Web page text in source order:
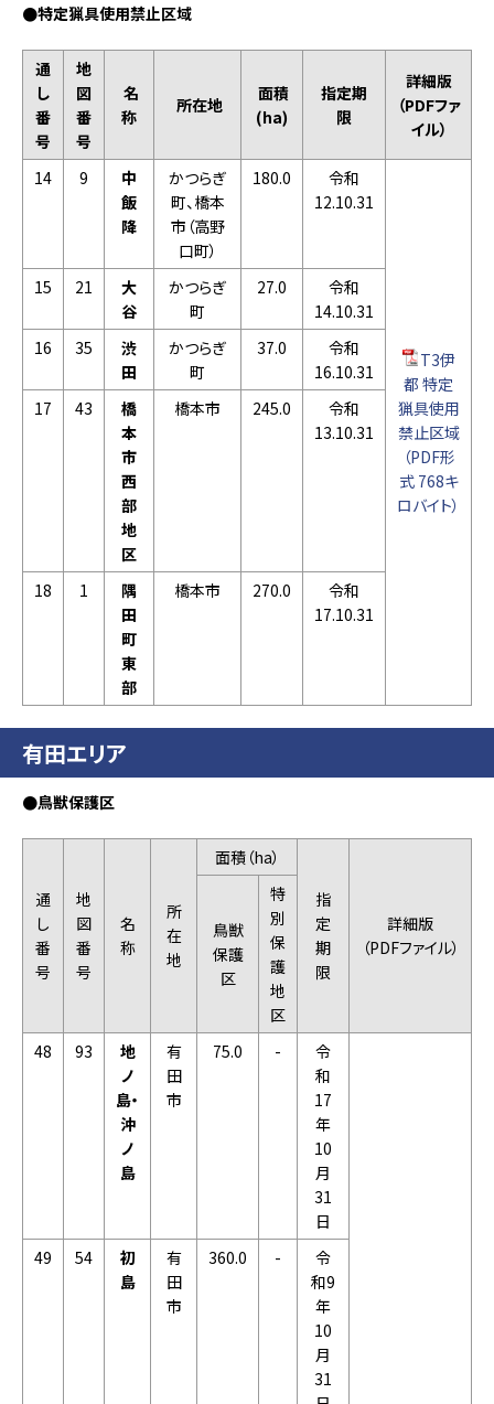
●特定猟具使用禁止区域
通
し
番
号
地
図
番
号
名
称
所在地
面積
(ha)
指定期
限
詳細版
（PDFファ
イル）
14 9
中
飯
降
かつらぎ
町、橋本
市（高野
口町）
180.0
令和
12.10.31
T3伊
都 特定
猟具使用
禁止区域
（PDF形
式 768キ
ロバイト）
15 21
大
谷
かつらぎ
町
27.0
令和
14.10.31
16
35
渋
田
かつらぎ
町
37.0
令和
16.10.31
17
43
橋
本
市
西
部
地
区
橋本市 245.0
令和
13.10.31
18 1
隅
田
町
東
部
橋本市 270.0
令和
17.10.31
有田エリア
●鳥獣保護区
通
し
番
号
地
図
番
号
名
称
所
在
地
面積（ha）
指
定
期
限
詳細版
（PDFファイル）
鳥獣
保護
区
特
別
保
護
地
区
48
93
地
ノ
島・
沖
ノ
島
有
田
市
75.0 -
令
和
17
年
10
月
31
日
49
54
初
島
有
田
市
360.0 -
令
和9
年
10
月
31